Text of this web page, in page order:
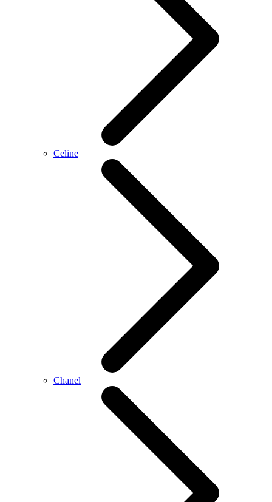
Celine
Chanel